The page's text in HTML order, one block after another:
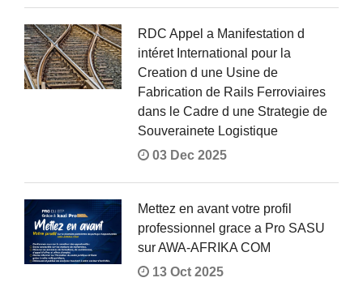
RDC Appel a Manifestation d
intéret International pour la
Creation d une Usine de
Fabrication de Rails Ferroviaires
dans le Cadre d une Strategie de
Souverainete Logistique
03 Dec 2025
Mettez en avant votre profil
professionnel grace a Pro SASU
sur AWA-AFRIKA COM
13 Oct 2025